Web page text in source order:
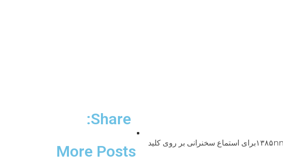
سلسله سخنراني‌هاي ايراد شده در انجمن اسلامي مهندسين در تهران n جلسه پنجم: چهارشنبه ۶ دى ۱۳۸۵nnبراى استماع سخنرانى بر روى کلید
Share:
More Posts